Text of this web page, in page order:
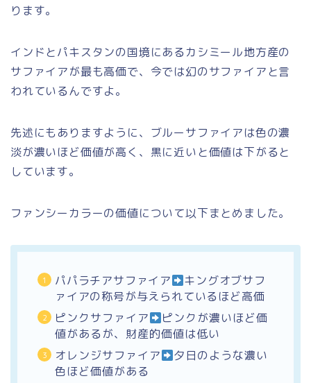
ります。
インドとパキスタンの国境にあるカシミール地方産の
サファイアが最も高価で、今では幻のサファイアと言
われているんですよ。
先述にもありますように、ブルーサファイアは色の濃
淡が濃いほど価値が高く、黒に近いと価値は下がると
しています。
ファンシーカラーの価値について以下まとめました。
パパラチアサファイア
キングオブサフ
ァイアの称号が与えられているほど高価
ピンクサファイア
ピンクが濃いほど価
値があるが、財産的価値は低い
オレンジサファイア
夕日のような濃い
色ほど価値がある